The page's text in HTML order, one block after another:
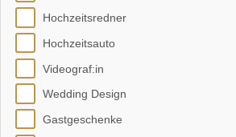
Hochzeitsredner
Hochzeitsauto
Videograf:in
Wedding Design
Gastgeschenke